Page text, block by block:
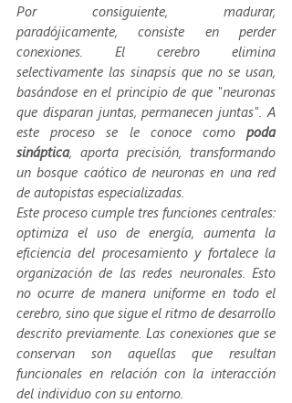
Por consiguiente, madurar,
paradójicamente, consiste en perder
conexiones. El cerebro elimina
selectivamente las sinapsis que no se usan,
basándose en el principio de que "neuronas
que disparan juntas, permanecen juntas". A
este proceso se le conoce como poda
sináptica, aporta precisión, transformando
un bosque caótico de neuronas en una red
de autopistas especializadas.
Este proceso cumple tres funciones centrales:
optimiza el uso de energía, aumenta la
eficiencia del procesamiento y fortalece la
organización de las redes neuronales. Esto
no ocurre de manera uniforme en todo el
cerebro, sino que sigue el ritmo de desarrollo
descrito previamente. Las conexiones que se
conservan son aquellas que resultan
funcionales en relación con la interacción
del individuo con su entorno.